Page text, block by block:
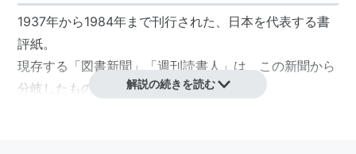
1937年から1984年まで刊行された、日本を代表する書
評紙。
現存する「図書新聞」「週刊読書人」は、この新聞から
分岐したもの。
解説の続きを読む